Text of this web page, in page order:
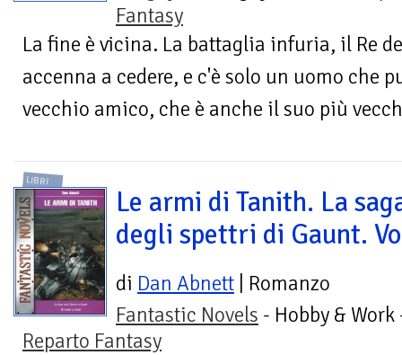
Fantasy
La fine è vicina. La battaglia infuria, il Re
accenna a cedere, e c'è solo un uomo che
vecchio amico, che è anche il suo più
LIBRI
Le armi di Tanith. La
degli spettri di Gaunt.
di Dan Abnett | Romanzo
Fantastic Novels - Hobby & Work
Reparto Fantasy